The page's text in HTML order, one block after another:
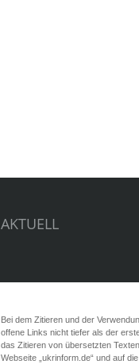
AKTUELL
Bei dem Zitieren und der
offene Links nicht tiefer als der
das Zitieren von übersetzten
Webseite „ukrinform.de“ und auf